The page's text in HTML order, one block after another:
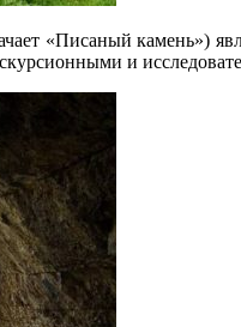
«Писаный камень»)
и